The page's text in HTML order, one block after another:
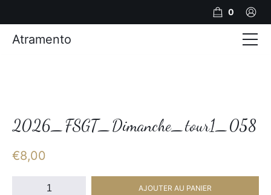
2026_FSGT_Dimanche_tour1_058
€8,00
quantité
AJOUTER AU PANIER
0
Atramento
Photos